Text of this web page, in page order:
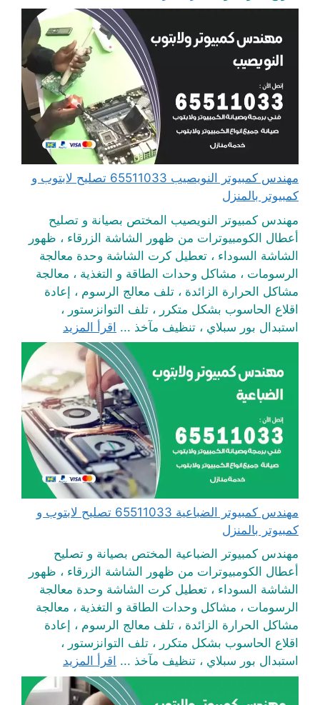
مهندس كمبيوتر النويصيب 65511033 تصليح لابتوب و
كمبيوتر بالمنزل
مهندس كمبيوتر النويصيب المختص بصيانة و تصليح
أعطال الكومبيوترات من ظهور الشاشة الزرقاء ، ظهور
الشاشة السوداء ، تعطيل كرت الشاشة وحدة معالجة
الرسومات ، مشاكل وحدات الطاقة و التغذية ، معالجة
مشاكل الحرارة الزائدة ، تلف معالج الرسوم ، إعادة
اقلاع الحاسوب بشكل متكرر ، تلف التوانزستور ،
استبدال بور سبلاي ، تنظيف مآخذ ... اقرأ المزيد
مهندس كمبيوتر الضباعية 65511033 تصليح لابتوب و
كمبيوتر بالمنزل
مهندس كمبيوتر الضباعية المختص بصيانة و تصليح
أعطال الكومبيوترات من ظهور الشاشة الزرقاء ، ظهور
الشاشة السوداء ، تعطيل كرت الشاشة وحدة معالجة
الرسومات ، مشاكل وحدات الطاقة و التغذية ، معالجة
مشاكل الحرارة الزائدة ، تلف معالج الرسوم ، إعادة
اقلاع الحاسوب بشكل متكرر ، تلف التوانزستور ،
استبدال بور سبلاي ، تنظيف مآخذ ... اقرأ المزيد